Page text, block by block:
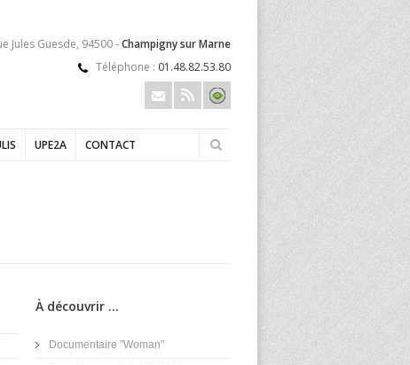
Jules Guesde, 94500 -Champigny sur Marne
Téléphone : 01.48.82.53.80
UPE2A CONTACT
À découvrir ...
Documentaire "Woman"